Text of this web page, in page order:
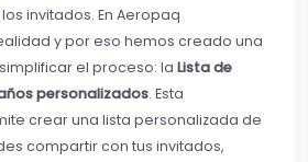
invitados. En Aeropaq
y por eso hemos creado una
el proceso: la Lista de
personalizados. Esta
crear una lista personalizada de
compartir con tus invitados,